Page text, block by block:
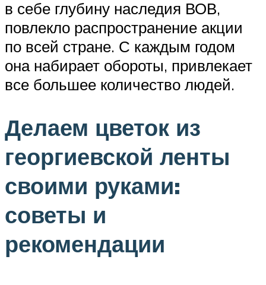
в себе глубину наследия ВОВ,
повлекло распространение акции
по всей стране. С каждым годом
она набирает обороты, привлекает
все большее количество людей.
Делаем цветок из
георгиевской ленты
своими руками:
советы и
рекомендации